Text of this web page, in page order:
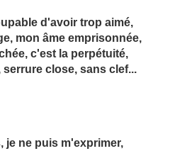
d'avoir trop aimé,
mon âme emprisonnée,
c'est la perpétuité,
serrure close, sans clef...
je ne puis m'exprimer,